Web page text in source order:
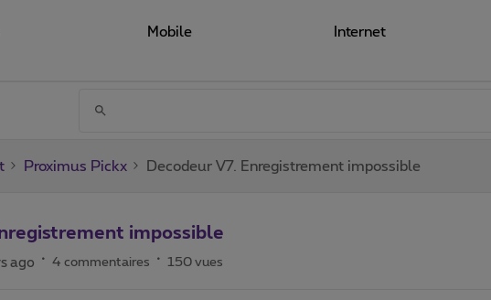
Mobile Internet
Proximus Pickx Decodeur V7. Enregistrement impossible
impossible
ago 4 commentaires 150 vues